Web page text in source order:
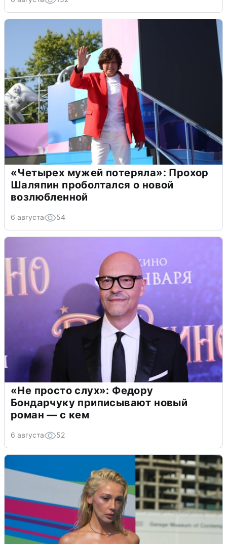
«Четырех мужей потеряла»: Прохор
Шаляпин проболтался о новой
возлюбленной
6 августа 54
«Не просто слух»: Федору
Бондарчуку приписывают новый
роман — с кем
6 августа 52